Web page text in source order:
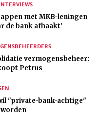
met MKB-leningen
de bank afhaakt'
vermogensbeheer:
Petrus
"private-bank-achtige"